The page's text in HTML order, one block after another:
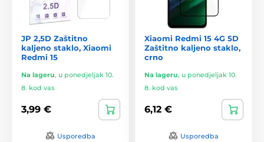
JP 2,5D Zaštitno
kaljeno staklo, Xiaomi
Redmi 15
Na lageru, u ponedjeljak 10.
8. kod vas
3,99 €
Usporedba
Xiaomi Redmi 15 4G 5D
Zaštitno kaljeno staklo,
crno
Na lageru, u ponedjeljak 10.
8. kod vas
6,12 €
Usporedba